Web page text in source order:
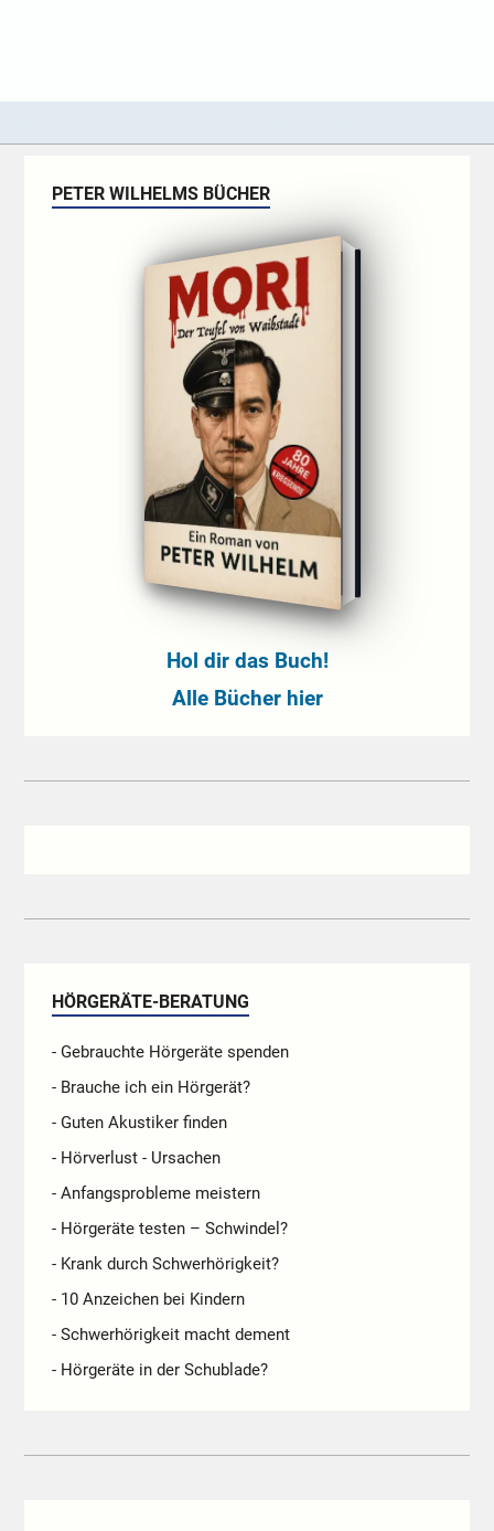
PETER WILHELMS BÜCHER
Hol dir das Buch!
Alle Bücher hier
HÖRGERÄTE-BERATUNG
- Gebrauchte Hörgeräte spenden
- Brauche ich ein Hörgerät?
- Guten Akustiker finden
- Hörverlust - Ursachen
- Anfangsprobleme meistern
- Hörgeräte testen – Schwindel?
- Krank durch Schwerhörigkeit?
- 10 Anzeichen bei Kindern
- Schwerhörigkeit macht dement
- Hörgeräte in der Schublade?